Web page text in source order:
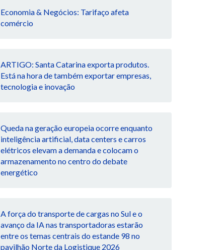
Economia & Negócios: Tarifaço afeta
comércio
ARTIGO: Santa Catarina exporta produtos.
Está na hora de também exportar empresas,
tecnologia e inovação
Queda na geração europeia ocorre enquanto
inteligência artificial, data centers e carros
elétricos elevam a demanda e colocam o
armazenamento no centro do debate
energético
A força do transporte de cargas no Sul e o
avanço da IA nas transportadoras estarão
entre os temas centrais do estande 98 no
pavilhão Norte da Logistique 2026